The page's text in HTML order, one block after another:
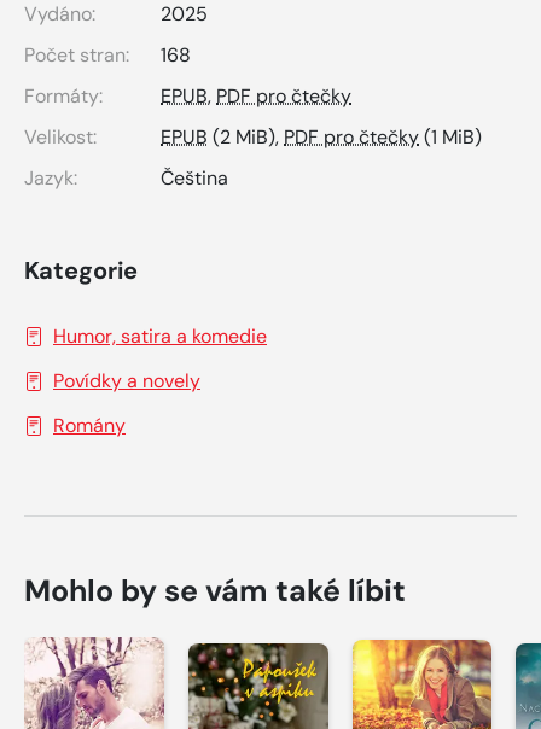
Vydáno:
2025
Počet stran:
168
Formáty:
EPUB,PDF pro čtečky
Velikost:
EPUB (2 MiB),PDF pro čtečky(1 MiB)
Jazyk:
Čeština
Kategorie
Humor, satira a komedie
Povídky a novely
Romány
Mohlo by se vám také líbit